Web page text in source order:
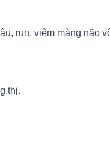
run, viêm màng não
thị.